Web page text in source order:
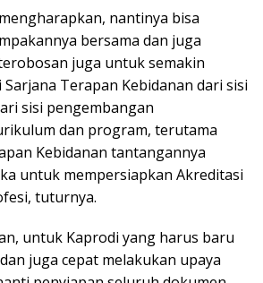
nantinya bisa
bersama dan juga
juga untuk semakin
Terapan Kebidanan dari sisi
sisi pengembangan
dan program, terutama
Kebidanan tantangannya
untuk mempersiapkan Akreditasi
tuturnya.
untuk Kaprodi yang harus baru
juga cepat melakukan upaya